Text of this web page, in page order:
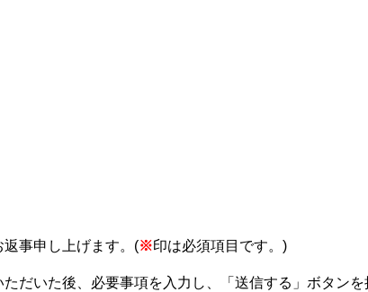
事申し上げます。(※印は必須項目です。)
ただいた後、必要事項を入力し、「送信する」ボタンを